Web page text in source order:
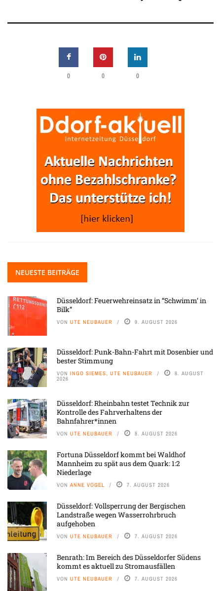
0 0 0
NEUESTE BEITRÄGE
Düsseldorf: Feuerwehreinsatz in “Schwimm’ in
Bilk”
VON UTE NEUBAUER 9. AUGUST 2026
Düsseldorf: Punk-Bahn-Fahrt mit Dosenbier und
bester Stimmung
VON INGO SIEMES, UTE NEUBAUER 8. AUGUST
2026
Düsseldorf: Rheinbahn testet Technik zur
Kontrolle des Fahrverhaltens der
Bahnfahrer*innen
VON UTE NEUBAUER 8. AUGUST 2026
Fortuna Düsseldorf kommt bei Waldhof
Mannheim zu spät aus dem Quark: 1:2
Niederlage
VON ANNE VOGEL 7. AUGUST 2026
Düsseldorf: Vollsperrung der Bergischen
Landstraße wegen Wasserrohrbruch
aufgehoben
VON UTE NEUBAUER 7. AUGUST 2026
Benrath: Im Bereich des Düsseldorfer Südens
kommt es aktuell zu Stromausfällen
VON UTE NEUBAUER 7. AUGUST 2026